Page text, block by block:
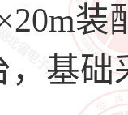
，基